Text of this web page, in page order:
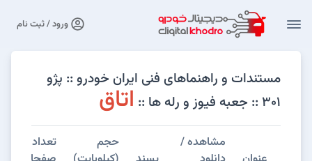
ورود / ثبت نام
مستندات و راهنماهای فنی ایران خودرو :: پژو
301 :: جعبه فیوز و رله ها ::
اتاق
مشاهده /
حجم
تعداد